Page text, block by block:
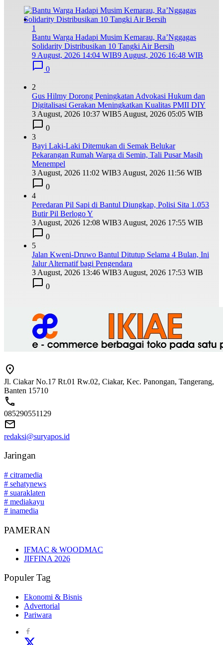
1
Bantu Warga Hadapi Musim Kemarau, Ra’Nggagas
Solidarity Distribusikan 10 Tangki Air Bersih
9 August, 2026 14:04 WIB9 August, 2026 16:48 WIB
0
2
Gus Hilmy Dorong Peningkatan Advokasi Hukum dan
Digitalisasi Gerakan Meningkatkan Kualitas PMII DIY
3 August, 2026 10:37 WIB5 August, 2026 05:05 WIB
0
3
Bayi Laki-Laki Ditemukan di Semak Belukar
Pekarangan Rumah Warga di Semin, Tali Pusar Masih
Menempel
3 August, 2026 11:02 WIB3 August, 2026 11:56 WIB
0
4
Peredaran Pil Sapi di Bantul Diungkap, Polisi Sita 1.053
Butir Pil Berlogo Y
3 August, 2026 12:08 WIB3 August, 2026 17:55 WIB
0
5
Jalan Kweni-Druwo Bantul Ditutup Selama 4 Bulan, Ini
Jalur Alternatif bagi Pengendara
3 August, 2026 13:46 WIB3 August, 2026 17:53 WIB
0
Jl. Ciakar No.17 Rt.01 Rw.02, Ciakar, Kec. Panongan, Tangerang,
Banten 15710
085290551129
redaksi@suryapos.id
Jaringan
# citramedia
# sehatynews
# suaraklaten
# mediakayu
# inamedia
PAMERAN
IFMAC & WOODMAC
JIFFINA 2026
Populer Tag
Ekonomi & Bisnis
Advertorial
Pariwara